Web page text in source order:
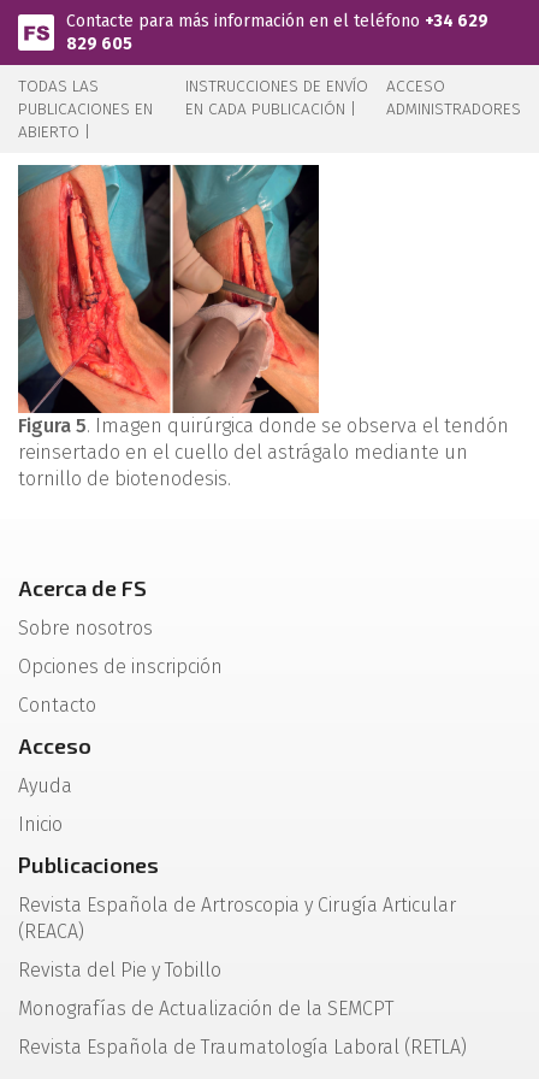
Pasar al contenido principal
Contacte para más información en el teléfono +34 629
829 605
TODAS LAS
PUBLICACIONES EN
ABIERTO |
INSTRUCCIONES DE ENVÍO
EN CADA PUBLICACIÓN |
ACCESO
ADMINISTRADORES
Figura 5. Imagen quirúrgica donde se observa el tendón
reinsertado en el cuello del astrágalo mediante un
tornillo de biotenodesis.
Acerca de FS
Sobre nosotros
Opciones de inscripción
Contacto
Acceso
Ayuda
Inicio
Publicaciones
Revista Española de Artroscopia y Cirugía Articular
(REACA)
Revista del Pie y Tobillo
Monografías de Actualización de la SEMCPT
Revista Española de Traumatología Laboral (RETLA)